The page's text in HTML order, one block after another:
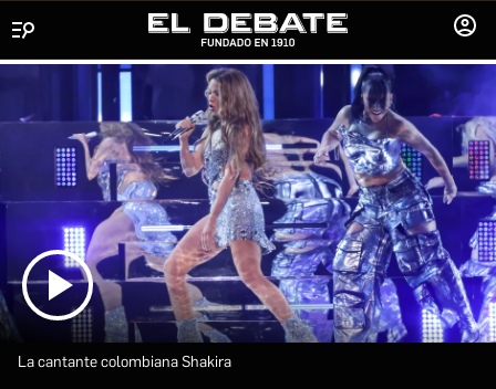
SESIÓN
La cantante colombiana Shakira